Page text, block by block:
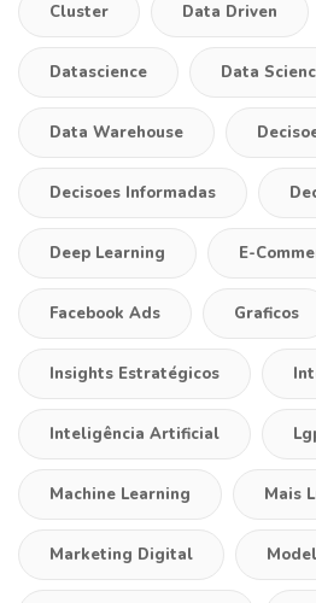
Cluster Data Driven
Datascience Data
Data Warehouse
Decisoes Informadas
Deep Learning E-
Facebook Ads Graficos
Insights Estratégicos
Inteligência Artificial
Machine Learning Mais
Marketing Digital